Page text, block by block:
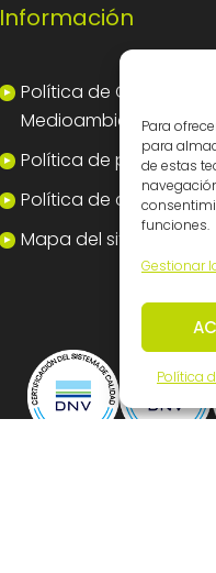
Para
para
de estas
funciones.
Gestionar
Política
Información
Política de Calidad y
Medioambiente
Política de privacidad
Política de cookies
Mapa del sitio